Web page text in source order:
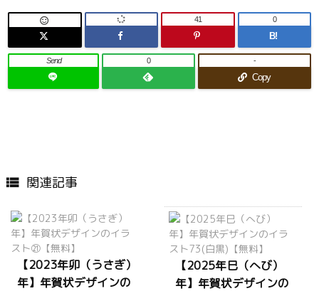
 41
B!
0
Send 0
Copy
-
 関連記事
【2023年卯（うさぎ）
年】年賀状デザインの
【2025年巳（へび）
年】年賀状デザインの